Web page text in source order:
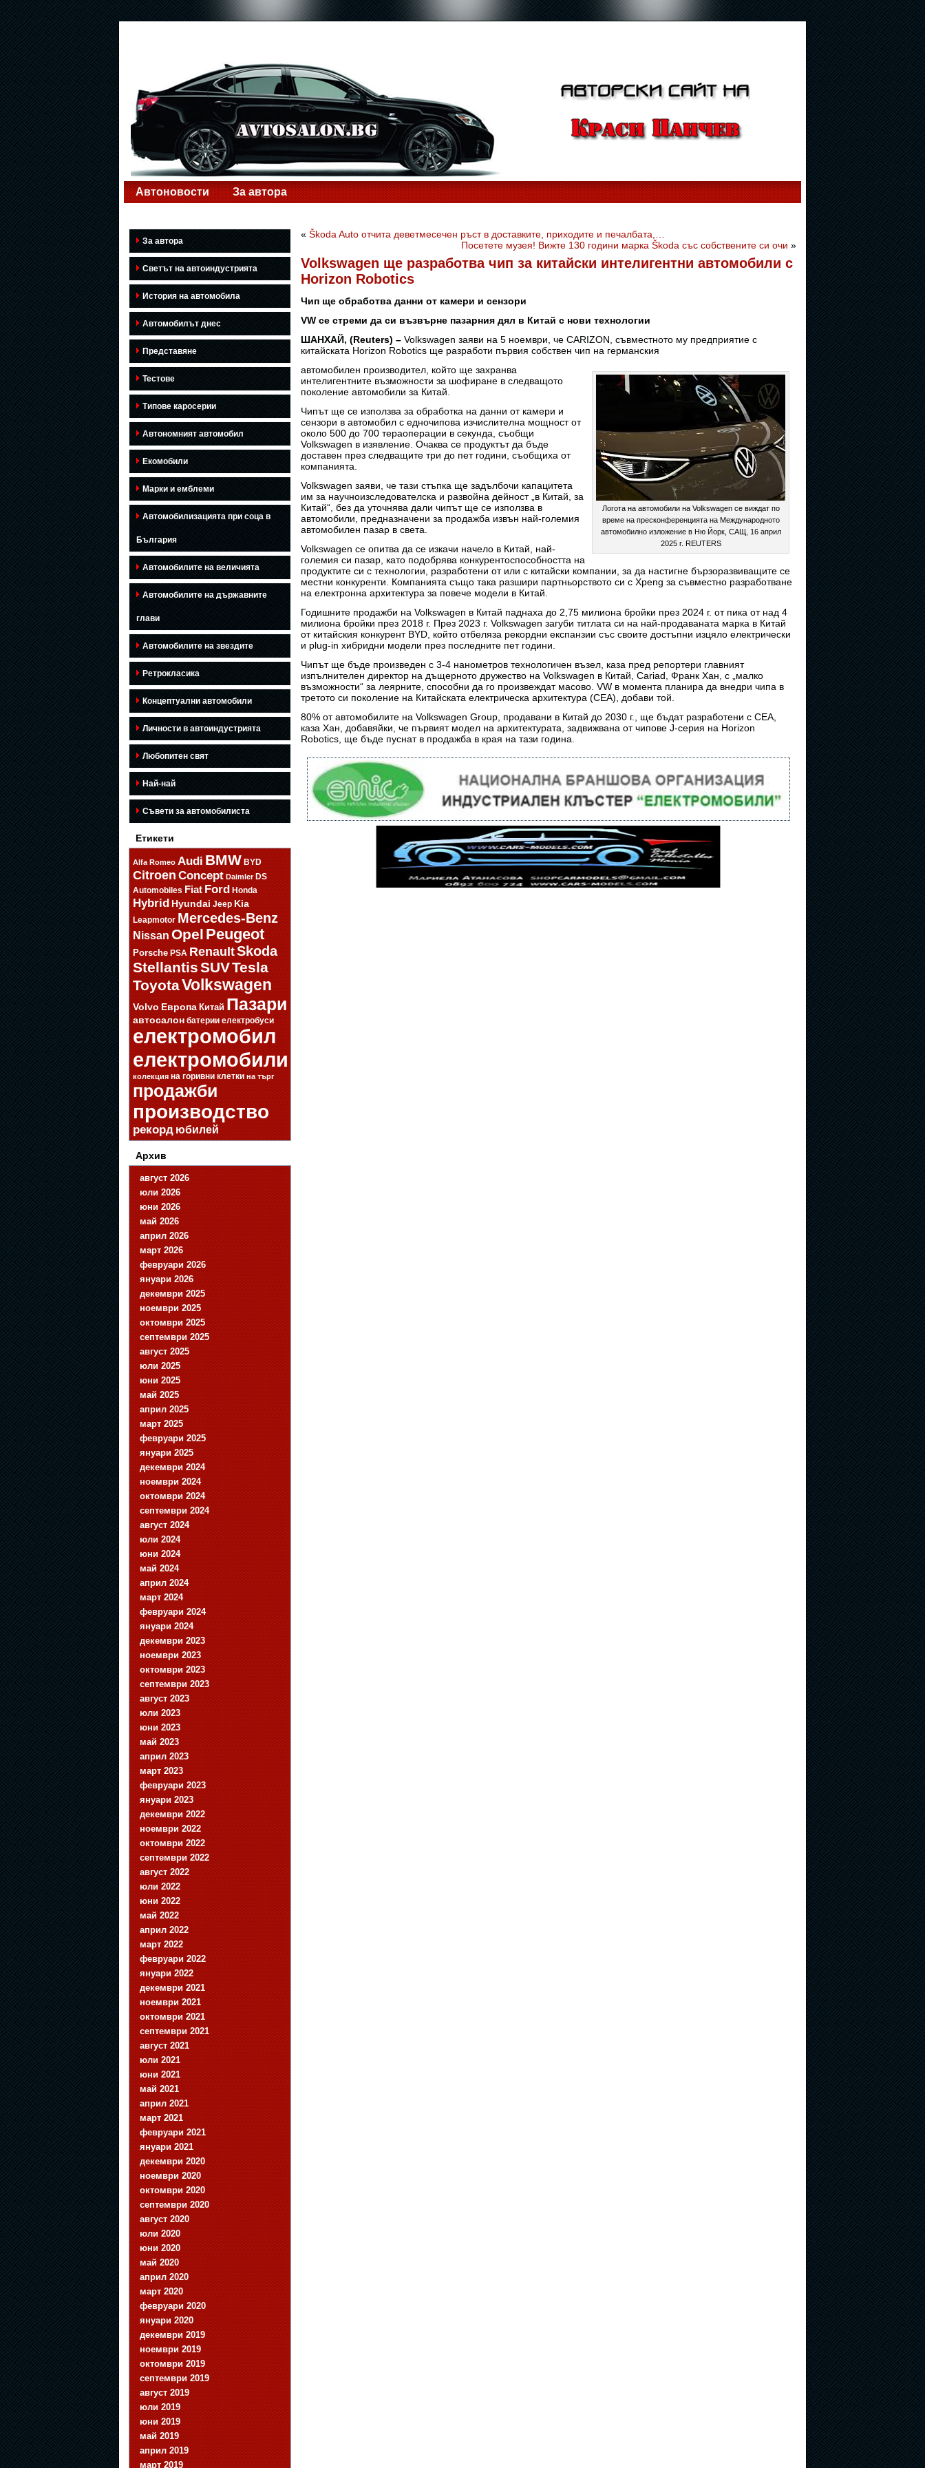
Автоновости За автора
За автора
Светът на автоиндустрията
История на автомобила
Автомобилът днес
Представяне
Тестове
Типове каросерии
Автономният автомобил
Екомобили
Марки и емблеми
Автомобилизацията при соца в
България
Автомобилите на величията
Автомобилите на държавните
глави
Автомобилите на звездите
Ретрокласика
Концептуални автомобили
Личности в автоиндустрията
Любопитен свят
Най-най
Съвети за автомобилиста
Етикети
Alfa Romeo Audi BMW BYD
Citroen Concept Daimler DS
Automobiles Fiat Ford Honda
HybridHyundai Jeep Kia
Leapmotor Mercedes-Benz
Nissan Opel Peugeot
Porsche PSA RenaultSkoda
StellantisSUVTesla
ToyotaVolkswagen
Volvo Европа Китай Пазари
автосалон батерии електробуси
електромобил
електромобили
колекция на горивни клетки на търг
продажби
производство
рекорд юбилей
Архив
август 2026
юли 2026
юни 2026
май 2026
април 2026
март 2026
февруари 2026
януари 2026
декември 2025
ноември 2025
октомври 2025
септември 2025
август 2025
юли 2025
юни 2025
май 2025
април 2025
март 2025
февруари 2025
януари 2025
декември 2024
ноември 2024
октомври 2024
септември 2024
август 2024
юли 2024
юни 2024
май 2024
април 2024
март 2024
февруари 2024
януари 2024
декември 2023
ноември 2023
октомври 2023
септември 2023
август 2023
юли 2023
юни 2023
май 2023
април 2023
март 2023
февруари 2023
януари 2023
декември 2022
ноември 2022
октомври 2022
септември 2022
август 2022
юли 2022
юни 2022
май 2022
април 2022
март 2022
февруари 2022
януари 2022
декември 2021
ноември 2021
октомври 2021
септември 2021
август 2021
юли 2021
юни 2021
май 2021
април 2021
март 2021
февруари 2021
януари 2021
декември 2020
ноември 2020
октомври 2020
септември 2020
август 2020
юли 2020
юни 2020
май 2020
април 2020
март 2020
февруари 2020
януари 2020
декември 2019
ноември 2019
октомври 2019
септември 2019
август 2019
юли 2019
юни 2019
май 2019
април 2019
март 2019
« Škoda Auto отчита деветмесечен ръст в доставките, приходите и печалбата,…
Посетете музея! Вижте 130 години марка Škoda със собствените си очи »
Volkswagen ще разработва чип за китайски интелигентни автомобили с
Horizon Robotics
Чип ще обработва данни от камери и сензори
VW се стреми да си възвърне пазарния дял в Китай с нови технологии
ШАНХАЙ, (Reuters) – Volkswagen заяви на 5 ноември, че CARIZON, съвместното му предприятие с
китайската Horizon Robotics ще разработи първия собствен чип на германския
Логота на автомобили на Volkswagen се виждат по
време на пресконференцията на Международното
автомобилно изложение в Ню Йорк, САЩ, 16 април
2025 г. REUTERS
автомобилен производител, който ще захранва
интелигентните възможности за шофиране в следващото
поколение автомобили за Китай.
Чипът ще се използва за обработка на данни от камери и
сензори в автомобил с едночипова изчислителна мощност от
около 500 до 700 тераоперации в секунда, съобщи
Volkswagen в изявление. Очаква се продуктът да бъде
доставен през следващите три до пет години, съобщиха от
компанията.
Volkswagen заяви, че тази стъпка ще задълбочи капацитета
им за научноизследователска и развойна дейност „в Китай, за
Китай“, без да уточнява дали чипът ще се използва в
автомобили, предназначени за продажба извън най-големия
автомобилен пазар в света.
Volkswagen се опитва да се изкачи начело в Китай, най-
големия си пазар, като подобрява конкурентоспособността на
продуктите си с технологии, разработени от или с китайски компании, за да настигне бързоразвиващите се
местни конкуренти. Компанията също така разшири партньорството си с Xpeng за съвместно разработване
на електронна архитектура за повече модели в Китай.
Годишните продажби на Volkswagen в Китай паднаха до 2,75 милиона бройки през 2024 г. от пика от над 4
милиона бройки през 2018 г. През 2023 г. Volkswagen загуби титлата си на най-продаваната марка в Китай
от китайския конкурент BYD, който отбеляза рекордни експанзии със своите достъпни изцяло електрически
и plug-in хибридни модели през последните пет години.
Чипът ще бъде произведен с 3-4 нанометров технологичен възел, каза пред репортери главният
изпълнителен директор на дъщерното дружество на Volkswagen в Китай, Cariad, Франк Хан, с „малко
възможности“ за леярните, способни да го произвеждат масово. VW в момента планира да внедри чипа в
третото си поколение на Китайската електрическа архитектура (CEA), добави той.
80% от автомобилите на Volkswagen Group, продавани в Китай до 2030 г., ще бъдат разработени с CEA,
каза Хан, добавяйки, че първият модел на архитектурата, задвижвана от чипове J-серия на Horizon
Robotics, ще бъде пуснат в продажба в края на тази година.